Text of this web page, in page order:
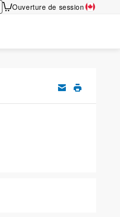
Ouverture de session